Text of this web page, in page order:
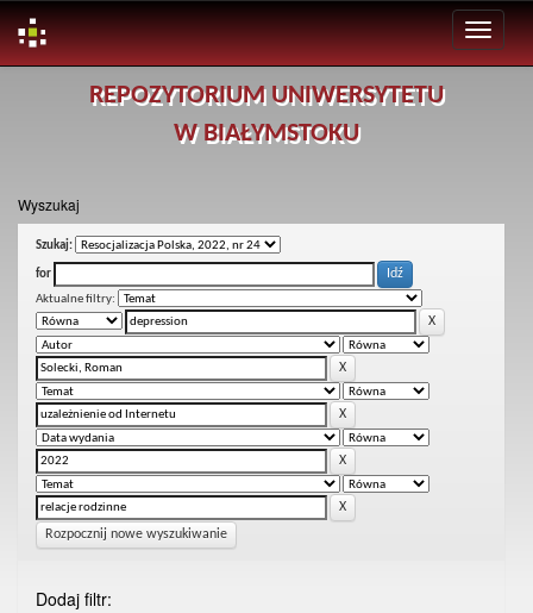
REPOZYTORIUM UNIWERSYTETU
W BIAŁYMSTOKU
Wyszukaj
Szukaj:
for
Aktualne filtry:
Rozpocznij nowe wyszukiwanie
Dodaj filtr: